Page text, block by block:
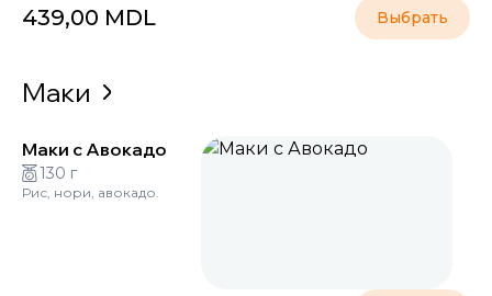
439,00 MDL Выбрать
Маки
Маки с Авокадо
130 г
Рис, нори, авокадо.